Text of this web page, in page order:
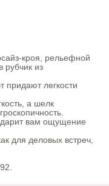
кроя, рельефной
рубчик из
придают легкости
а шелк
вам ощущение
для деловых встреч,